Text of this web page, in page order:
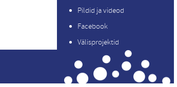
Pildid ja videod
Facebook
Välisprojektid